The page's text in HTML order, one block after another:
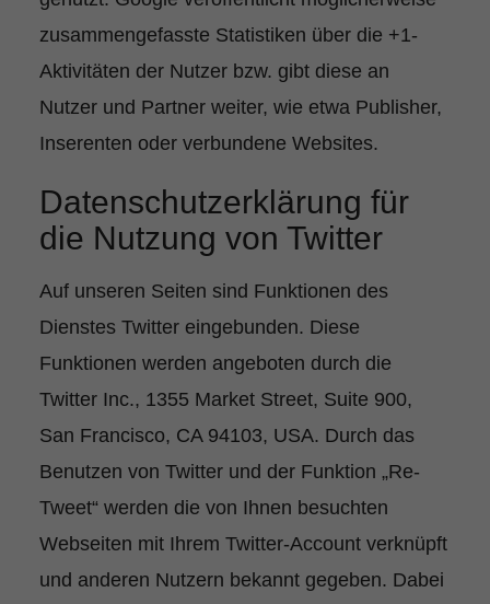
zusammengefasste Statistiken über die +1-
Aktivitäten der Nutzer bzw. gibt diese an
Nutzer und Partner weiter, wie etwa Publisher,
Inserenten oder verbundene Websites.
Datenschutzerklärung für
die Nutzung von Twitter
Auf unseren Seiten sind Funktionen des
Dienstes Twitter eingebunden. Diese
Funktionen werden angeboten durch die
Twitter Inc., 1355 Market Street, Suite 900,
San Francisco, CA 94103, USA. Durch das
Benutzen von Twitter und der Funktion „Re-
Tweet“ werden die von Ihnen besuchten
Webseiten mit Ihrem Twitter-Account verknüpft
und anderen Nutzern bekannt gegeben. Dabei